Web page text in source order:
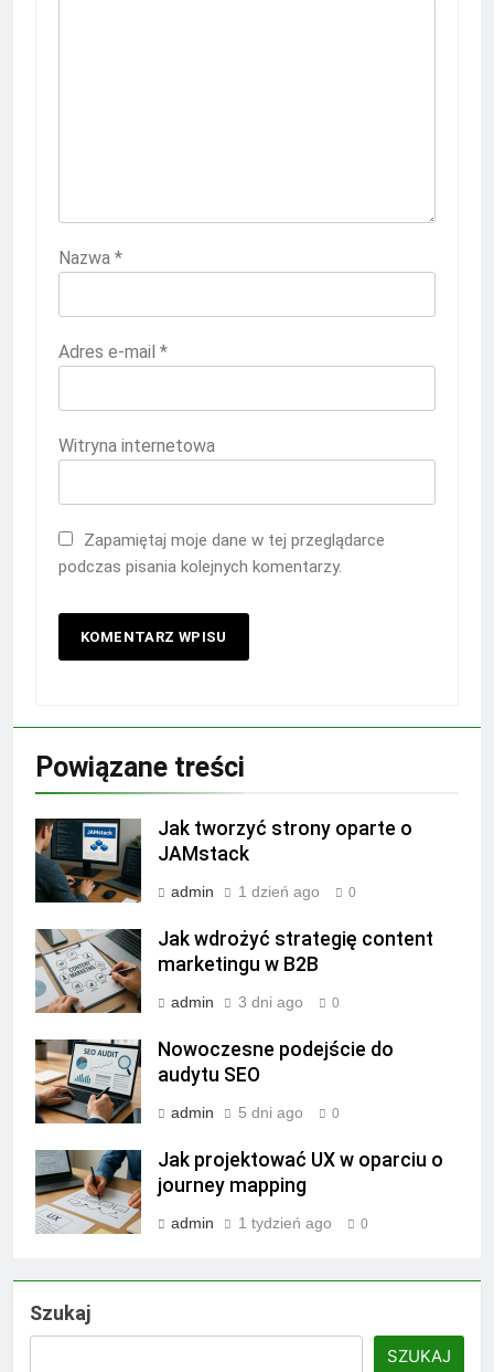
Nazwa *
Adres e-mail *
Witryna internetowa
Zapamiętaj moje dane w tej przeglądarce
podczas pisania kolejnych komentarzy.
Powiązane treści
Jak tworzyć strony oparte o
JAMstack
admin 1 dzień ago 0
Jak wdrożyć strategię content
marketingu w B2B
admin 3 dni ago 0
Nowoczesne podejście do
audytu SEO
admin 5 dni ago 0
Jak projektować UX w oparciu o
journey mapping
admin 1 tydzień ago 0
Szukaj
SZUKAJ